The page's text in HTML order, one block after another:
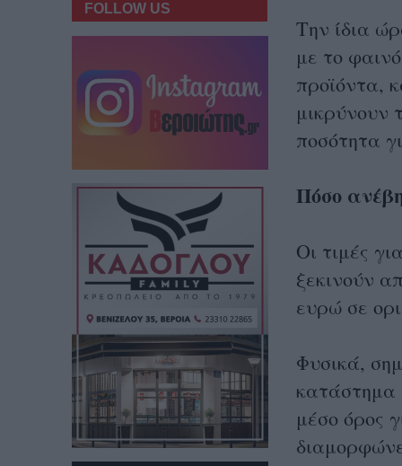
Την ίδια
με το
προϊόντα,
μικρύνουν
ποσότητα
Πόσο
Οι τιμές
ξεκινούν
ευρώ σε
Φυσικά,
κατάστημα
μέσο όρος
FOLLOW US